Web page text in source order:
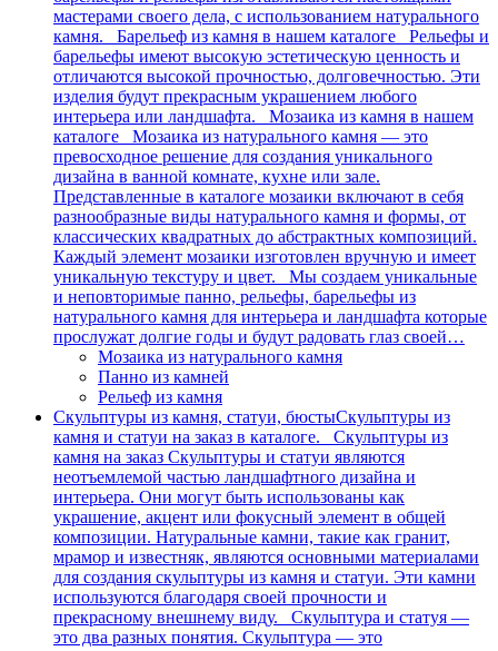
мастерами своего дела, с использованием натурального
камня. Барельеф из камня в нашем каталоге Рельефы и
барельефы имеют высокую эстетическую ценность и
отличаются высокой прочностью, долговечностью. Эти
изделия будут прекрасным украшением любого
интерьера или ландшафта. Мозаика из камня в нашем
каталоге Мозаика из натурального камня — это
превосходное решение для создания уникального
дизайна в ванной комнате, кухне или зале.
Представленные в каталоге мозаики включают в себя
разнообразные виды натурального камня и формы, от
классических квадратных до абстрактных композиций.
Каждый элемент мозаики изготовлен вручную и имеет
уникальную текстуру и цвет. Мы создаем уникальные
и неповторимые панно, рельефы, барельефы из
натурального камня для интерьера и ландшафта которые
прослужат долгие годы и будут радовать глаз своей…
Мозаика из натурального камня
Панно из камней
Рельеф из камня
Скульптуры из камня, статуи, бюстыСкульптуры из
камня и статуи на заказ в каталоге. Скульптуры из
камня на заказ Скульптуры и статуи являются
неотъемлемой частью ландшафтного дизайна и
интерьера. Они могут быть использованы как
украшение, акцент или фокусный элемент в общей
композиции. Натуральные камни, такие как гранит,
мрамор и известняк, являются основными материалами
для создания скульптуры из камня и статуи. Эти камни
используются благодаря своей прочности и
прекрасному внешнему виду. Скульптура и статуя —
это два разных понятия. Скульптура — это